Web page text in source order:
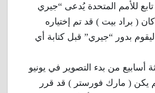
للأمم المتحدة يُدعى “جيري
( براد بيت ) قد تم إختياره
بدور “جيري” قبل كتابة أي
أسابيع من بدء التصوير في يونيو
لم يكن ( مارك فورستر ) قد قرر